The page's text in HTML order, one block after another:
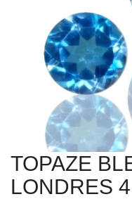
TOPAZE
LONDRES